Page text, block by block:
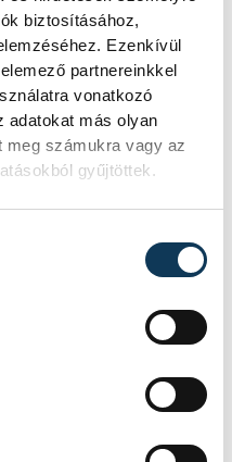
biztosításához,
Ezenkívül
partnereinkkel
vonatkozó
adatokat más olyan
meg számukra vagy az
gyűjtöttek.
Club
voltak